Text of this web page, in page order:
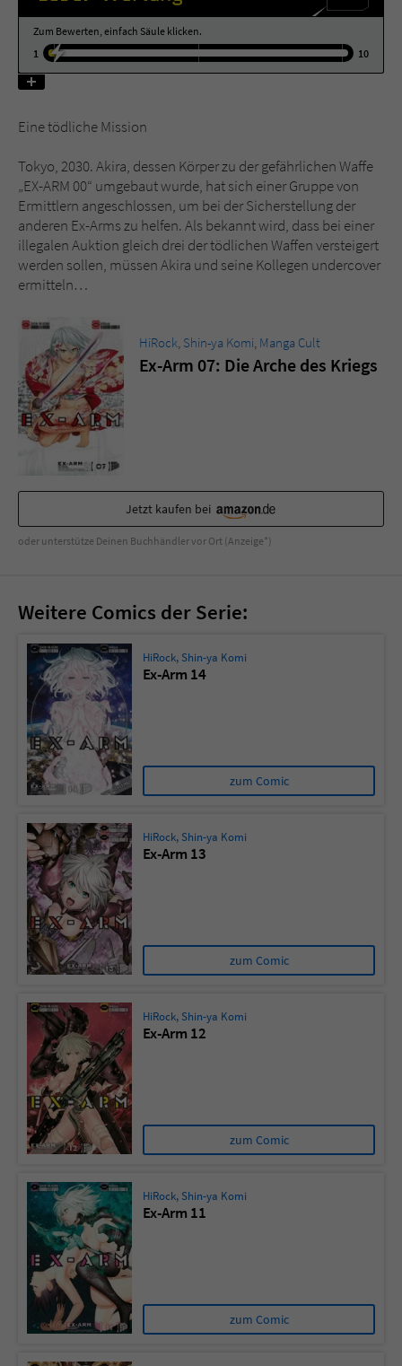
Zum Bewerten, einfach Säule klicken.
1
10
Eine tödliche Mission
Tokyo, 2030. Akira, dessen Körper zu der gefährlichen Waffe
„EX-ARM 00“ umgebaut wurde, hat sich einer Gruppe von
Ermittlern angeschlossen, um bei der Sicherstellung der
anderen Ex-Arms zu helfen. Als bekannt wird, dass bei einer
illegalen Auktion gleich drei der tödlichen Waffen versteigert
werden sollen, müssen Akira und seine Kollegen undercover
ermitteln…
HiRock, Shin-ya Komi, Manga Cult
Ex-Arm 07: Die Arche des Kriegs
Jetzt kaufen bei
oder unterstütze Deinen Buchhändler vor Ort (Anzeige*)
Weitere Comics der Serie:
HiRock, Shin-ya Komi
Ex-Arm 14
zum Comic
HiRock, Shin-ya Komi
Ex-Arm 13
zum Comic
HiRock, Shin-ya Komi
Ex-Arm 12
zum Comic
HiRock, Shin-ya Komi
Ex-Arm 11
zum Comic
Name tx_pwcomments_ahash
Anbieter
Laufzeit 1 Jahr
Zweck Cookie für Kommentare einzelner Buchtitel
Name fe_typo_user
Anbieter Literatur-Couch Medien GmbH & Co. KG
Zweck
Dieses Cookie gewährleistet die
Kommunikation der Webseite mit dem